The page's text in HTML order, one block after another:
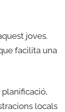
joves.
facilita una
locals